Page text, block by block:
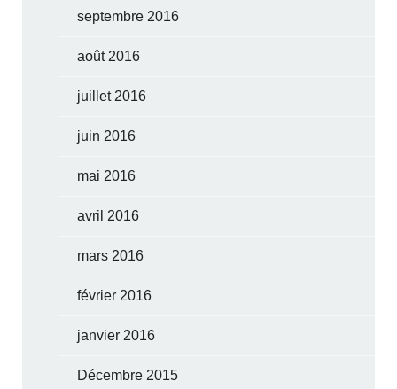
septembre 2016
août 2016
juillet 2016
juin 2016
mai 2016
avril 2016
mars 2016
février 2016
janvier 2016
Décembre 2015